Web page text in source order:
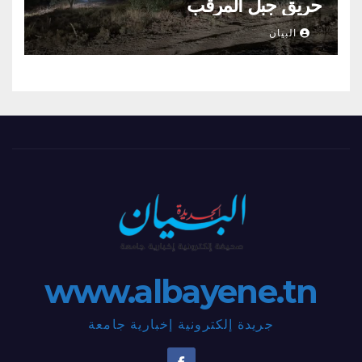
حريق جبل المرقب
البيان
www.albayene.tn
جريدة إلكترونية إخبارية جامعة